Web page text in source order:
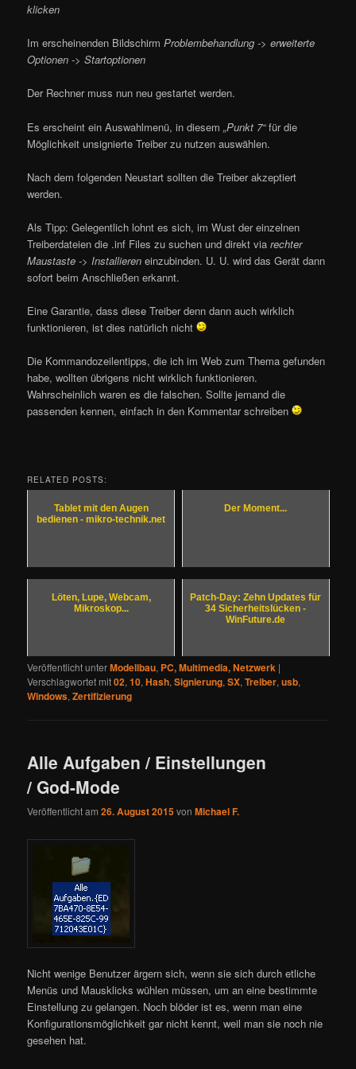
klicken
Im erscheinenden BildschirmProblembehandlung -> erweiterte
Optionen -> Startoptionen
Der Rechner muss nun neu gestartet werden.
Es erscheint ein Auswahlmenü, in diesem„Punkt 7“für die
Möglichkeit unsignierte Treiber zu nutzen auswählen.
Nach dem folgenden Neustart sollten die Treiber akzeptiert
werden.
Als Tipp: Gelegentlich lohnt es sich, im Wust der einzelnen
Treiberdateien die .inf Files zu suchen und direkt viarechter
Maustaste -> Installieren einzubinden. U. U. wird das Gerät dann
sofort beim Anschließen erkannt.
Eine Garantie, dass diese Treiber denn dann auch wirklich
funktionieren, ist dies natürlich nicht
Die Kommandozeilentipps, die ich im Web zum Thema gefunden
habe, wollten übrigens nicht wirklich funktionieren.
Wahrscheinlich waren es die falschen. Sollte jemand die
passenden kennen, einfach in den Kommentar schreiben
RELATED POSTS:
Tablet mit den Augen
bedienen - mikro-technik.net
Der Moment...
Löten, Lupe, Webcam,
Mikroskop...
Patch-Day: Zehn Updates für
34 Sicherheitslücken -
WinFuture.de
Veröffentlicht unterModellbau, PC, Multimedia, Netzwerk |
Verschlagwortet mit02,10,Hash,Signierung,SX,Treiber,usb,
Windows,Zertifizierung
Alle Aufgaben / Einstellungen
/ God-Mode
Veröffentlicht am26. August 2015vonMichael F.
Nicht wenige Benutzer ärgern sich, wenn sie sich durch etliche
Menüs und Mausklicks wühlen müssen, um an eine bestimmte
Einstellung zu gelangen. Noch blöder ist es, wenn man eine
Konfigurationsmöglichkeit gar nicht kennt, weil man sie noch nie
gesehen hat.